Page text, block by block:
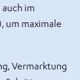
im
um maximale
Vermarktung